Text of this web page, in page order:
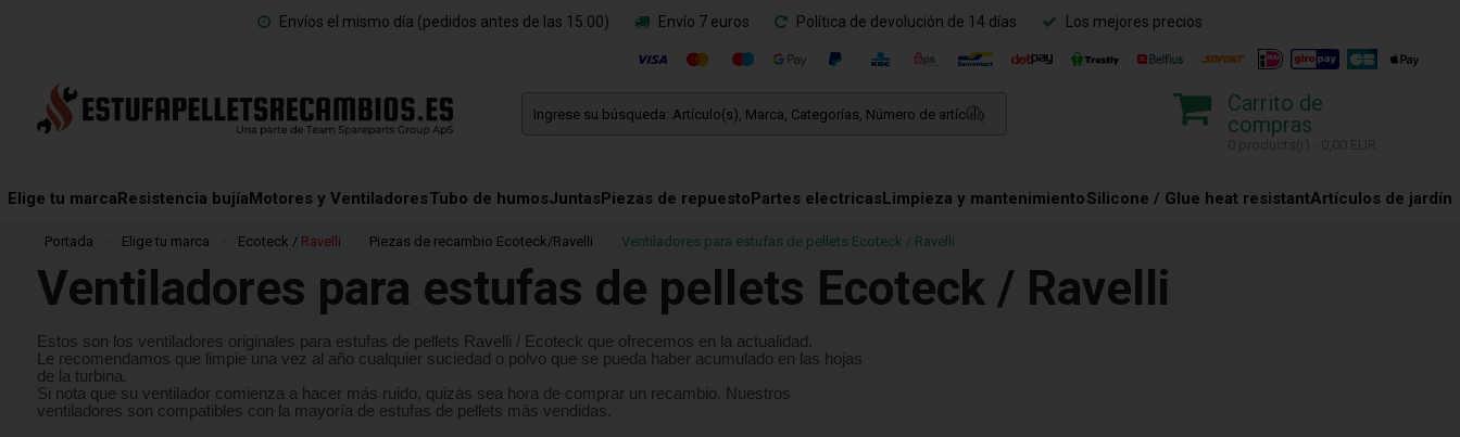
Envíos el mismo día (pedidos antes de las 15:00) Envío 7 euros Política de devolución de 14 días Los mejores precios
Carrito de
compras
Elige tu marcaResistencia bujíaMotores y VentiladoresTubo de humosJuntasPiezas de repuestoPartes electricasLimpieza y mantenimientoSilicone / Glue heat resistantArtículos de jardín
Portada Elige tu marca Ecoteck / Ravelli Piezas de recambio Ecoteck/Ravelli Ventiladores para estufas de pellets Ecoteck / Ravelli
Ventiladores para estufas de pellets Ecoteck / Ravelli
Estos son los ventiladores originales para estufas de pellets Ravelli / Ecoteck que ofrecemos en la actualidad.
Le recomendamos que limpie una vez al año cualquier suciedad o polvo que se pueda haber acumulado en las hojas
de la turbina.
Si nota que su ventilador comienza a hacer más ruido, quizás sea hora de comprar un recambio. Nuestros
ventiladores son compatibles con la mayoría de estufas de pellets más vendidas.